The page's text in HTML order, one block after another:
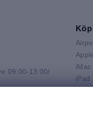
09:00-13:00/
Köp
iMac
iPad